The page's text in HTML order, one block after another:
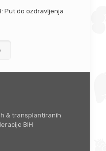
Put do ozdravljenja
& transplantiranih
BIH